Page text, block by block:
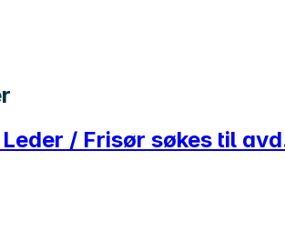
/ Frisør søkes til